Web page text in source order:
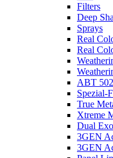
Filters
Deep
Sprays
Real
Real
ABT
Spezial-
True
Xtreme
Dual Exo
3GEN
3GEN